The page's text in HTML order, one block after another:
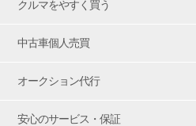
クルマをやすく買う
中古車個人売買
オークション代行
安心のサービス・保証